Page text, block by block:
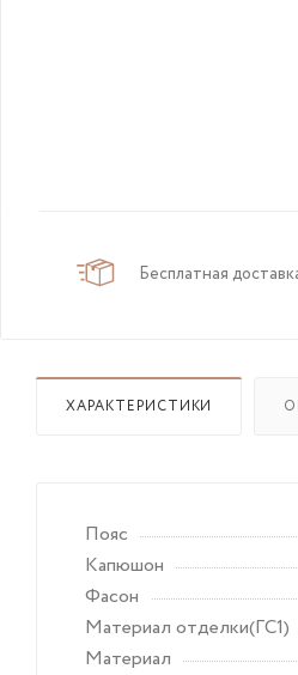
Бесплатная
ХАРАКТЕРИСТИКИ
Пояс
Капюшон
Фасон
Материал отделки(ГС1)
Материал